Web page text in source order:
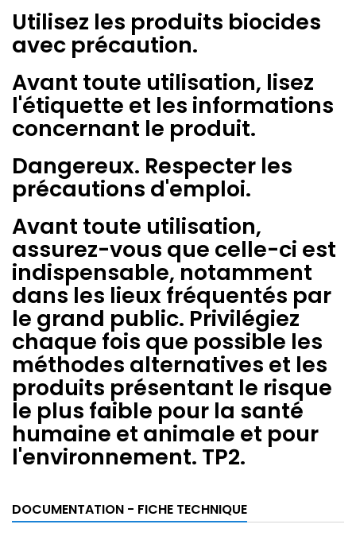
Utilisez les produits biocides
avec précaution.
Avant toute utilisation, lisez
l'étiquette et les informations
concernant le produit.
Dangereux. Respecter les
précautions d'emploi.
Avant toute utilisation,
assurez-vous que celle-ci est
indispensable, notamment
dans les lieux fréquentés par
le grand public. Privilégiez
chaque fois que possible les
méthodes alternatives et les
produits présentant le risque
le plus faible pour la santé
humaine et animale et pour
l'environnement. TP2.
DOCUMENTATION - FICHE TECHNIQUE